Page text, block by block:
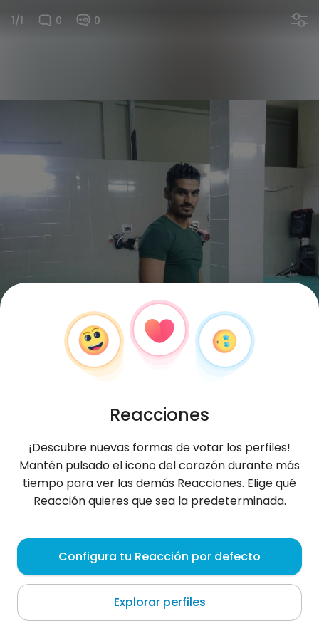
1/1 0 0
Adela, 31
Tataouine
Reacciones
¡Descubre nuevas formas de votar los perfiles!
Mantén pulsado el icono del corazón durante más
tiempo para ver las demás Reacciones. Elige qué
Reacción quieres que sea la predeterminada.
Configura tu Reacción por defecto
Explorar perfiles